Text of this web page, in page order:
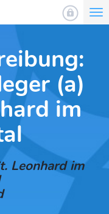
(a)
im
Leonhard im